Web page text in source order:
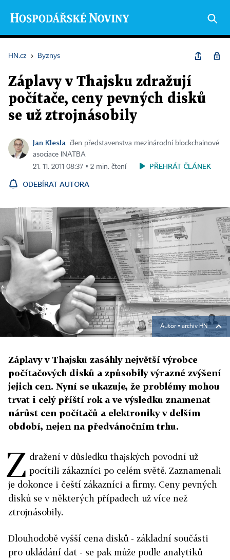
HN.cz › Byznys
Záplavy v Thajsku zdražují
počítače, ceny pevných disků
se už ztrojnásobily
Jan Klesla
člen představenstva mezinárodní blockchainové
asociace INATBA
21. 11. 2011 08:37 ▪ 2 min. čtení
PŘEHRÁT ČLÁNEK
ODEBÍRAT AUTORA
Autor ▪ archiv HN
Záplavy v Thajsku zasáhly největší výrobce
počítačových disků a způsobily výrazné zvýšení
jejich cen. Nyní se ukazuje, že problémy mohou
trvat i celý příští rok a ve výsledku znamenat
nárůst cen počítačů a elektroniky v delším
období, nejen na předvánočním trhu.
Z dražení v důsledku thajských povodní už
pocítili zákazníci po celém světě. Zaznamenali
je dokonce i čeští zákazníci a firmy. Ceny pevných
disků se v některých případech už více než
ztrojnásobily.
Dlouhodobě vyšší cena disků - základní součásti
pro ukládání dat - se pak může podle analytiků